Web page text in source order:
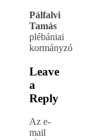
Pálfalvi
Tamás
plébániai
kormányzó
Leave
a
Reply
Az e-
mail